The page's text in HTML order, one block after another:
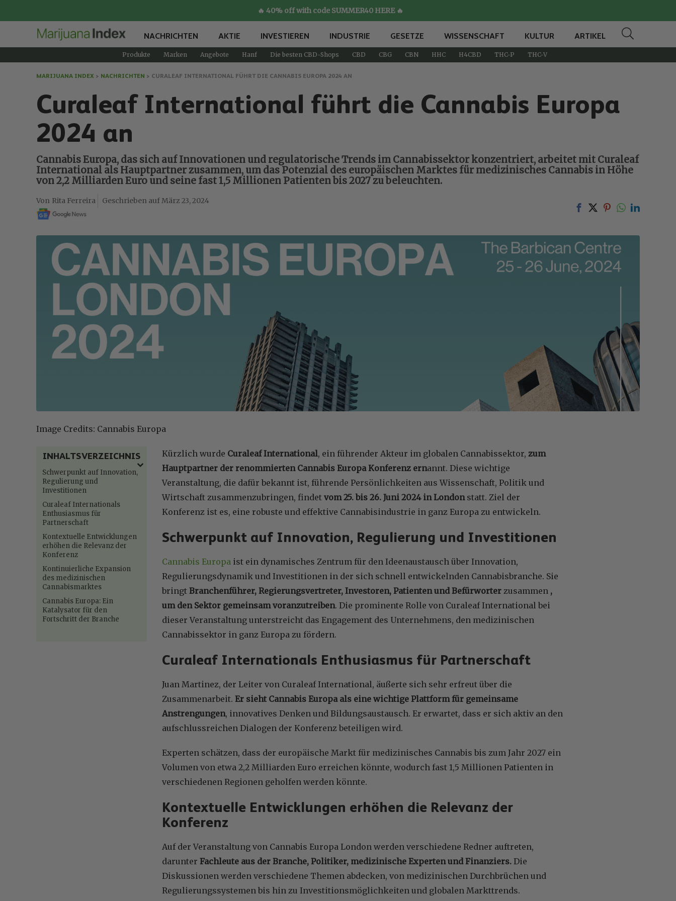
🔥 40% off with code SUMMER40 HERE 🔥
NACHRICHTEN AKTIE INVESTIEREN INDUSTRIE GESETZE WISSENSCHAFT KULTUR ARTIKEL
Produkte Marken Angebote Hanf Die besten CBD-Shops CBD CBG CBN HHC H4CBD THC-P THC-V
MARIJUANA INDEX > NACHRICHTEN > CURALEAF INTERNATIONAL FÜHRT DIE CANNABIS EUROPA 2024 AN
Curaleaf International führt die Cannabis Europa
2024 an
Cannabis Europa, das sich auf Innovationen und regulatorische Trends im Cannabissektor konzentriert, arbeitet mit Curaleaf
International als Hauptpartner zusammen, um das Potenzial des europäischen Marktes für medizinisches Cannabis in Höhe
von 2,2 Milliarden Euro und seine fast 1,5 Millionen Patienten bis 2027 zu beleuchten.
Rita Ferreira März 23, 2024
Image Credits: Cannabis Europa
INHALTSVERZEICHNIS
Schwerpunkt auf Innovation,
Regulierung und
Investitionen
Curaleaf Internationals
Enthusiasmus für
Partnerschaft
Kontextuelle Entwicklungen
erhöhen die Relevanz der
Konferenz
Kontinuierliche Expansion
des medizinischen
Cannabismarktes
Cannabis Europa: Ein
Katalysator für den
Fortschritt der Branche
Kürzlich wurde Curaleaf International, ein führender Akteur im globalen Cannabissektor, zum
Hauptpartner der renommierten Cannabis Europa Konferenz ernannt. Diese wichtige
Veranstaltung, die dafür bekannt ist, führende Persönlichkeiten aus Wissenschaft, Politik und
Wirtschaft zusammenzubringen, findet vom 25. bis 26. Juni 2024 in Londonstatt. Ziel der
Konferenz ist es, eine robuste und effektive Cannabisindustrie in ganz Europa zu entwickeln.
Schwerpunkt auf Innovation, Regulierung und Investitionen
Cannabis Europa ist ein dynamisches Zentrum für den Ideenaustausch über Innovation,
Regulierungsdynamik und Investitionen in der sich schnell entwickelnden Cannabisbranche. Sie
bringt Branchenführer, Regierungsvertreter, Investoren, Patienten und Befürworter zusammen ,
um den Sektor gemeinsam voranzutreiben. Die prominente Rolle von Curaleaf International bei
dieser Veranstaltung unterstreicht das Engagement des Unternehmens, den medizinischen
Cannabissektor in ganz Europa zu fördern.
Curaleaf Internationals Enthusiasmus für Partnerschaft
Juan Martinez, der Leiter von Curaleaf International, äußerte sich sehr erfreut über die
Zusammenarbeit. Er sieht Cannabis Europa als eine wichtige Plattform für gemeinsame
Anstrengungen, innovatives Denken und Bildungsaustausch. Er erwartet, dass er sich aktiv an den
aufschlussreichen Dialogen der Konferenz beteiligen wird.
Experten schätzen, dass der europäische Markt für medizinisches Cannabis bis zum Jahr 2027 ein
Volumen von etwa 2,2 Milliarden Euro erreichen könnte, wodurch fast 1,5 Millionen Patienten in
verschiedenen Regionen geholfen werden könnte.
Kontextuelle Entwicklungen erhöhen die Relevanz der
Konferenz
Auf der Veranstaltung von Cannabis Europa London werden verschiedene Redner auftreten,
darunter Fachleute aus der Branche, Politiker, medizinische Experten und Finanziers. Die
Diskussionen werden verschiedene Themen abdecken, von medizinischen Durchbrüchen und
Regulierungssystemen bis hin zu Investitionsmöglichkeiten und globalen Markttrends.